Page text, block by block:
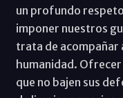
un profundo
imponer nuestros
trata de acompañar
humanidad.
que no bajen sus